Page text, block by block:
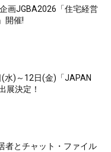
画JGBA2026「住宅経営
開催!
水)～12日(金)「JAPAN
展決定！
者とチャット・ファイル